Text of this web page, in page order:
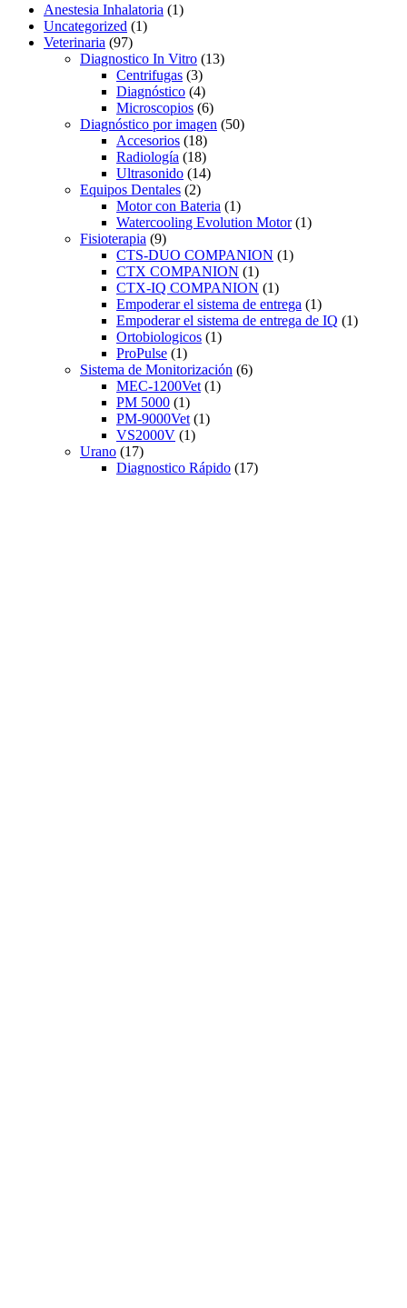
Anestesia Inhalatoria (1)
Uncategorized (1)
Veterinaria (97)
Diagnostico In Vitro (13)
Centrifugas (3)
Diagnóstico (4)
Microscopios (6)
Diagnóstico por imagen (50)
Accesorios (18)
Radiología (18)
Ultrasonido (14)
Equipos Dentales (2)
Motor con Bateria (1)
Watercooling Evolution Motor (1)
Fisioterapia (9)
CTS-DUO COMPANION (1)
CTX COMPANION (1)
CTX-IQ COMPANION (1)
Empoderar el sistema de entrega (1)
Empoderar el sistema de entrega de IQ (1)
Ortobiologicos (1)
ProPulse (1)
Sistema de Monitorización (6)
MEC-1200Vet (1)
PM 5000 (1)
PM-9000Vet (1)
VS2000V (1)
Urano (17)
Diagnostico Rápido (17)